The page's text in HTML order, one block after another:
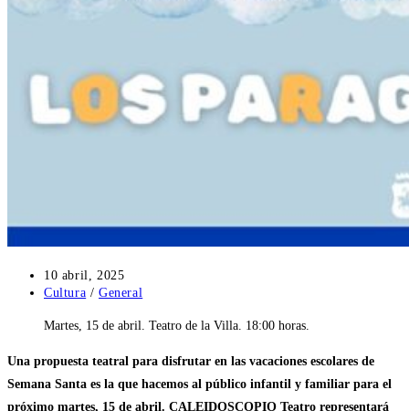
Publicación
de
entrada:
10 abril, 2025
Categoría
la
Cultura / General
Martes, 15 de abril. Teatro de la Villa. 18:00 horas.
Una propuesta teatral para disfrutar en las vacaciones escolares de
Semana Santa es la que hacemos al público infantil y familiar para el
próximo martes, 15 de abril. CALEIDOSCOPIO Teatro representará